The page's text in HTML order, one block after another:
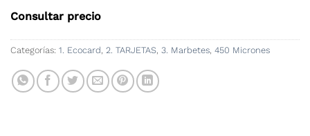
Consultar precio
Categorías: 1. Ecocard, 2. TARJETAS, 3. Marbetes, 450 Micrones